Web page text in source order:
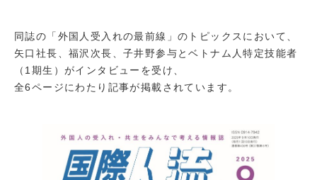
同誌の「外国人受入れの最前線」のトピックスにおいて、
矢口社長、福沢次長、子井野参与とベトナム人特定技能者
（1期生）がインタビューを受け、
全6ページにわたり記事が掲載されています。